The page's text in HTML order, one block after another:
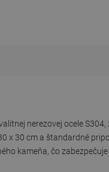
nerezovej ocele
x 30 cm a štandardné
kameňa, čo